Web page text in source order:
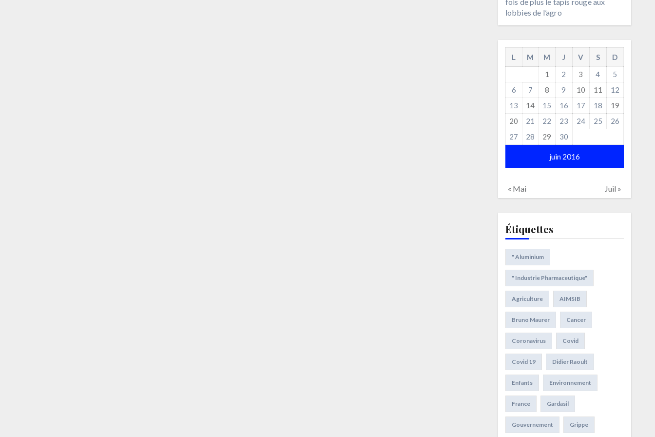
lobbies de l’agro
juin 2016
L M M J V S
D
1
2 3 4
5
6
7 8 9 10 11
12
13
14 15 16 17 18
19
20
21 22 23 24 25
26
27
28 29 30
« Mai Juil »
Étiquettes
" Aluminium
" Industrie Pharmaceutique"
Agriculture AIMSIB
Bruno Maurer Cancer
Coronavirus Covid
Covid 19 Didier Raoult
Enfants Environnement
France Gardasil
Gouvernement Grippe